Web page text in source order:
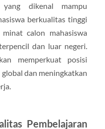
dikenal mampu
berkualitas tinggi
calon mahasiswa
dan luar negeri.
memperkuat posisi
dan meningkatkan
Pembelajaran